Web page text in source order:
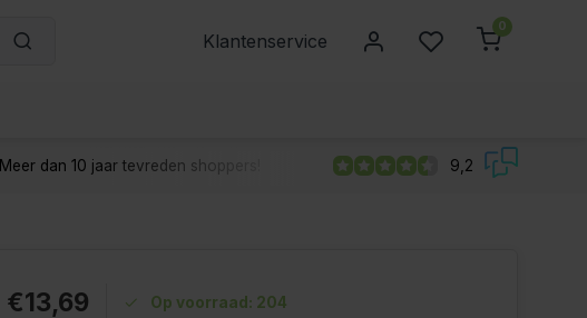
Klantenservice
0
Meer dan 10 jaar tevreden shoppers! 9,2
€13,69 Op voorraad: 204